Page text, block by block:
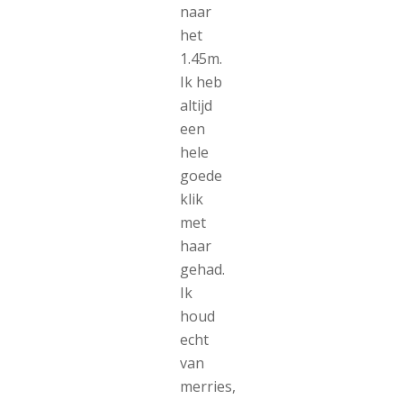
naar
het
1.45m.
Ik heb
altijd
een
hele
goede
klik
met
haar
gehad.
Ik
houd
echt
van
merries,